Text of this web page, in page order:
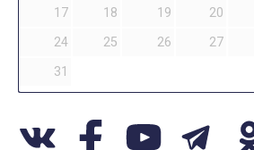
17
18 19 20
24
25 26 27
31